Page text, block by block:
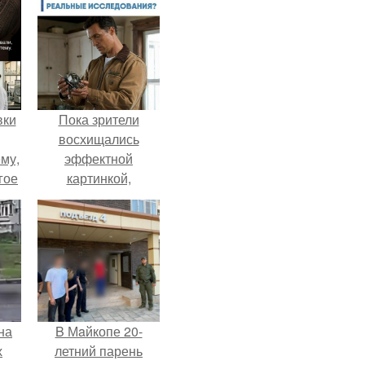
Пока зрители
восхищались
эффектной
картинкой,
создатели фильма
фактически
построили одну из
самых точных
визуальных
моделей чёрной
дыры.
B Мaйкопе 20-
летний парень